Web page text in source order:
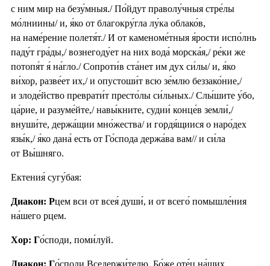
с ним мир на безу́мныя./ По́йдут праволу́чныя стре́лы
мо́лниины/ и, я́ко от благокру́гла лу́ка облако́в,
на наме́рение полетя́т./ И от каменоме́тныя я́рости испо́лнь
паду́т гра́ды,/ вознегоду́ет на них вода́ морска́я,/ ре́ки же
потопя́т я́ на́гло./ Сопроти́в ста́нет им дух си́лы/ и, я́ко
ви́хор, разве́ет их,/ и опустоши́т всю зе́млю беззако́ние,/
и злоде́йство преврати́т престо́лы си́льных./ Слы́шите у́бо,
ца́рие, и разуме́йте,/ навы́кните, судии́ конце́в земли́,/
внуши́те, держа́щии мно́жества/ и гордя́щиися о наро́дех
язы́к,/ я́ко дана́ есть от Го́спода держа́ва вам// и си́ла
от Вы́шняго.
Ектения́ сугу́бая:
Диакон: Рцем вси от всея́ души́, и от всего́ помышле́ния
на́шего рцем.
Хор: Го́споди, поми́луй.
Диакон: Го́споди Вседержи́телю, Бо́же оте́ц на́ших,